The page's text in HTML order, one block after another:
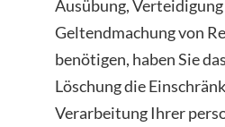
Ausübung,
Geltendmachung von
benötigen, haben Sie
Löschung die
Verarbeitung Ihrer